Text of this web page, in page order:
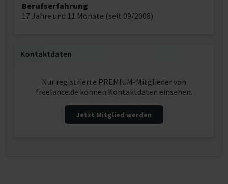
Berufserfahrung
17 Jahre und 11 Monate (seit 09/2008)
Kontaktdaten
Nur registrierte PREMIUM-Mitglieder von
freelance.de können Kontaktdaten einsehen.
Jetzt Mitglied werden